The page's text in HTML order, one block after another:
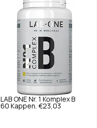
LAB ONE Nr. 1 Komplex B
60 Kappen. €23,03